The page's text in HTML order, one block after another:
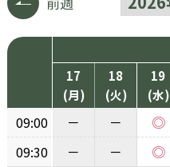
17
(月)
18
(火)
19
(水)
09:00 － － ◎
09:30
－ － ◎